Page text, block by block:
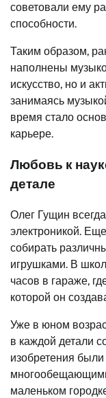
советовали ему
способности.
Таким образом,
наполнены
искусство, но и
занимаясь
время стало
карьере.
Любовь к
детале
Олег Гущин
электроникой.
собирать
игрушками. В
часов в гараже,
которой он
Уже в юном
в каждой детали
изобретения
маленьком